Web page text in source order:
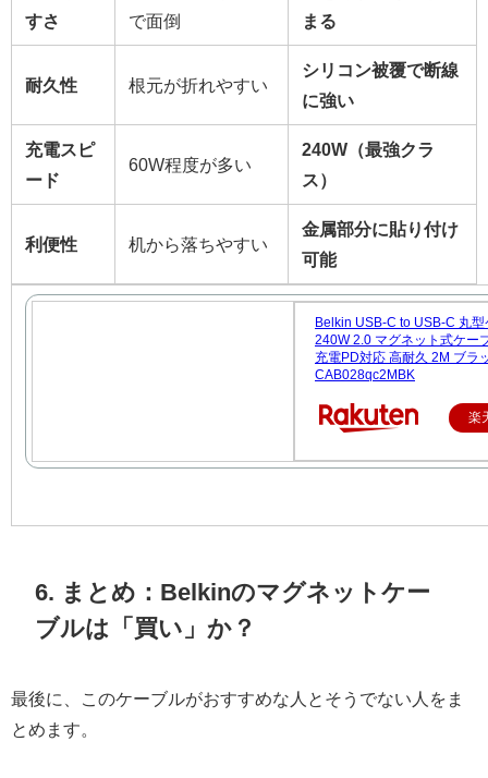
すさ
で面倒
まる
耐久性 根元が折れやすい
シリコン被覆で断線
に強い
充電スピ
ード
60W程度が多い
240W（最強クラ
ス）
利便性 机から落ちやすい
金属部分に貼り付け
可能
Belkin USB-C to USB-C 丸型
240W 2.0 マグネット式ケー
充電PD対応 高耐久 2M ブラ
CAB028qc2MBK
楽
6. まとめ：Belkinのマグネットケー
ブルは「買い」か？
最後に、このケーブルがおすすめな人とそうでない人をま
とめます。